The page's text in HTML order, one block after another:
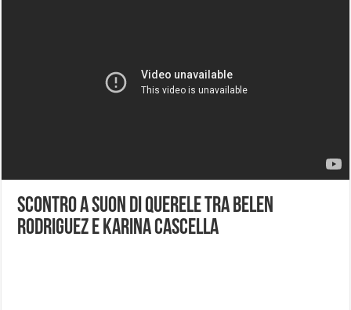
Scontro a suon di querele tra Belen
Rodriguez e Karina Cascella